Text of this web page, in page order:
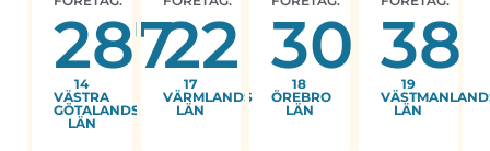
287
14
VÄSTRA
GÖTALANDS
LÄN
22
17
VÄRMLANDS
LÄN
30
18
ÖREBRO
LÄN
38
19
LÄN